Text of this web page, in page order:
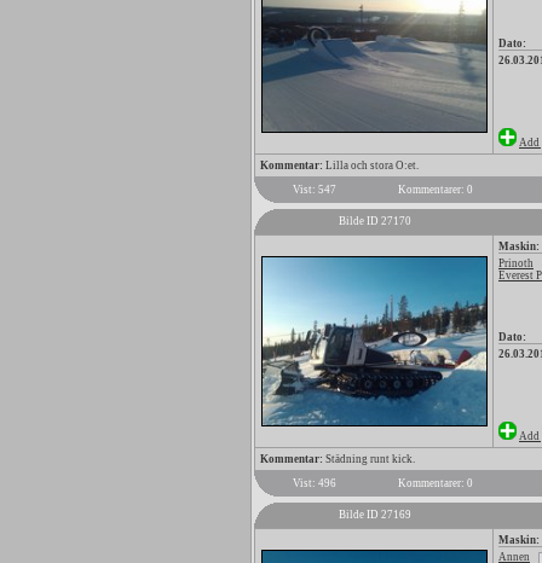
Dato:
Add
Kommentar: Lilla och stora O:et.
Vist: 547
Kommentarer: 0
Bilde ID 27170
Maskin:
Prinoth
Everest
Dato:
Add
Kommentar: Städning runt kick.
Vist: 496
Kommentarer: 0
Bilde ID 27169
Maskin:
Annen